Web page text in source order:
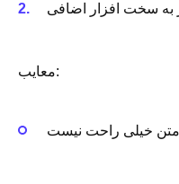
به سخت افزار اضافی
معایب:
خیلی راحت نیست